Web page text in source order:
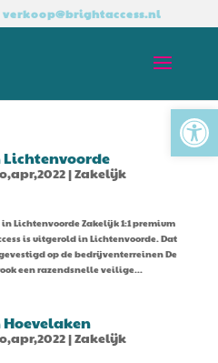
verkoop@brightaccess.nl
|Zakelijk
Lichtenvoorde Zakelijk 1:1 premium
is uitgerold in Lichtenvoorde. Dat
op de bedrijventerreinen De
een razendsnelle veilige...
|Zakelijk